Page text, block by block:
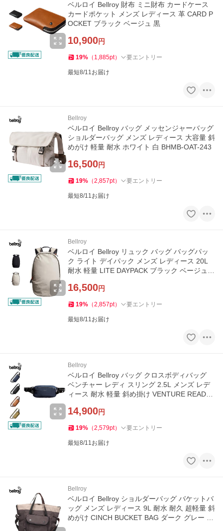
ベルロイ Bellroy 財布 ミニ財布 カードケース
カードポケット メンズ レディース 革 CARD P
OCKET ブラック ベージュ 黒
10,900円
19% （ 1,885pt） 要エントリー
最短8/11お届け
Bellroy
ベルロイ Bellroy バッグ メッセンジャーバッグ
ショルダーバッグ メンズ レディース 大容量 斜
めがけ 軽量 耐水 ホワイト 白 BHMB-OAT-243
16,500円
19% （2,857pt） 要エントリー
最短8/11お届け
Bellroy
ベルロイ Bellroy リュック バッグ バッグパッ
ク ライト デイパック メンズ レディース 20L
耐水 軽量 LITE DAYPACK ブラック ベージュ
16,500円
19% （2,857pt） 要エントリー
最短8/11お届け
Bellroy
ベルロイ Bellroy バッグ クロスボディバッグ
ベンチャー レディ スリング 2.5L メンズ レデ
ィース 耐水 軽量 斜め掛け VENTURE READY
14,900円
19% （2,579pt） 要エントリー
最短8/11お届け
Bellroy
ベルロイ Bellroy ショルダーバッグ バケットバ
ッグ メンズ レディース 9L 耐水 耐久 超軽量 斜
めがけ CINCH BUCKET BAG ダーク グレー 93